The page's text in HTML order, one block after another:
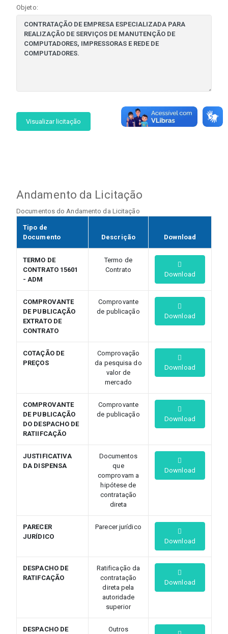
Objeto:
Visualizar licitação
Andamento da Licitação
Documentos do Andamento da Licitação
Tipo de
Documento
Descrição Download
TERMO DE
CONTRATO 15601
- ADM
Termo de
Contrato
Download
COMPROVANTE
DE PUBLICAÇÃO
EXTRATO DE
CONTRATO
Comprovante
de publicação
Download
COTAÇÃO DE
PREÇOS
Comprovação
da pesquisa do
valor de
mercado
Download
COMPROVANTE
DE PUBLICAÇÃO
DO DESPACHO DE
RATIIFCAÇÃO
Comprovante
de publicação
Download
JUSTIFICATIVA
DA DISPENSA
Documentos
que
comprovam a
hipótese de
contratação
direta
Download
PARECER
JURÍDICO
Parecer jurídico
Download
DESPACHO DE
RATIFCAÇÃO
Ratificação da
contratação
direta pela
autoridade
superior
Download
DESPACHO DE
Outros